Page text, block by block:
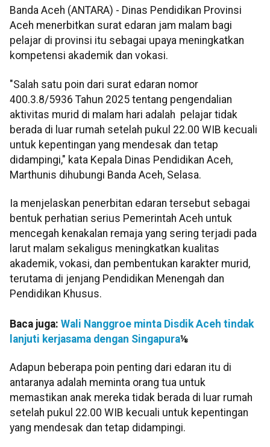
Banda Aceh (ANTARA) - Dinas Pendidikan Provinsi
Aceh menerbitkan surat edaran jam malam bagi
pelajar di provinsi itu sebagai upaya meningkatkan
kompetensi akademik dan vokasi.
"Salah satu poin dari surat edaran nomor
400.3.8/5936 Tahun 2025 tentang pengendalian
aktivitas murid di malam hari adalah pelajar tidak
berada di luar rumah setelah pukul 22.00 WIB kecuali
untuk kepentingan yang mendesak dan tetap
didampingi," kata Kepala Dinas Pendidikan Aceh,
Marthunis dihubungi Banda Aceh, Selasa.
Ia menjelaskan penerbitan edaran tersebut sebagai
bentuk perhatian serius Pemerintah Aceh untuk
mencegah kenakalan remaja yang sering terjadi pada
larut malam sekaligus meningkatkan kualitas
akademik, vokasi, dan pembentukan karakter murid,
terutama di jenjang Pendidikan Menengah dan
Pendidikan Khusus.
Baca juga: Wali Nanggroe minta Disdik Aceh tindak
lanjuti kerjasama dengan Singapura⅛
Adapun beberapa poin penting dari edaran itu di
antaranya adalah meminta orang tua untuk
memastikan anak mereka tidak berada di luar rumah
setelah pukul 22.00 WIB kecuali untuk kepentingan
yang mendesak dan tetap didampingi.